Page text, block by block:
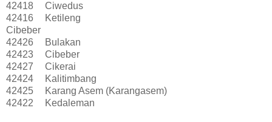
42418
Ciwedus
42416
Ketileng
Cibeber
42426
Bulakan
42423
Cibeber
42427
Cikerai
42424
Kalitimbang
42425
Karang Asem (Karangasem)
42422
Kedaleman